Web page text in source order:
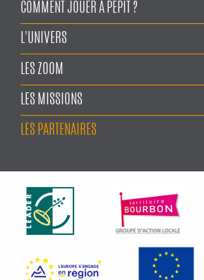
COMMENT JOUER À PÉPIT ?
L'UNIVERS
LES ZOOM
LES MISSIONS
LES PARTENAIRES